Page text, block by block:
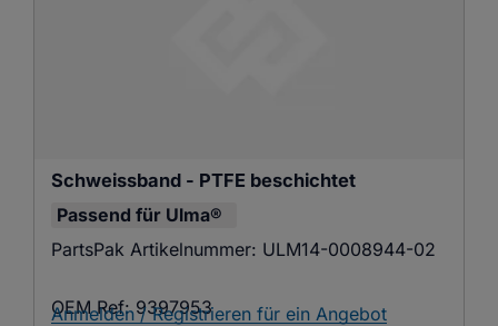
Schweissband - PTFE beschichtet
Passend für Ulma®
PartsPak Artikelnummer: ULM14-0008944-02
OEM Ref: 9397953
Anmelden / Registrieren für ein Angebot